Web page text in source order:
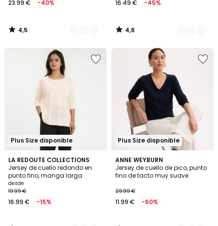
partir
23.99
€
descuento
aplicado.
23.99 € -40%
4,5
/
16.49 € -45%
4,6
/
Plus Size disponible
LA REDOUTE COLLECTIONS
Jersey de cuello redondo en
punto fino, manga larga
desde
19.99 €
16.99 € -15%
4,4
/ 5
4
Colores
Plus Size disponible
ANNE WEYBURN
Jersey de cuello de pico, punto
fino de tacto muy suave
29.99 €
11.99 € -60%
4,2
/ 5
4
Colores